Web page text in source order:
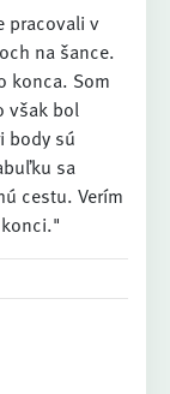
pracovali v
na šance.
konca. Som
však bol
body sú
sa
cestu. Verím